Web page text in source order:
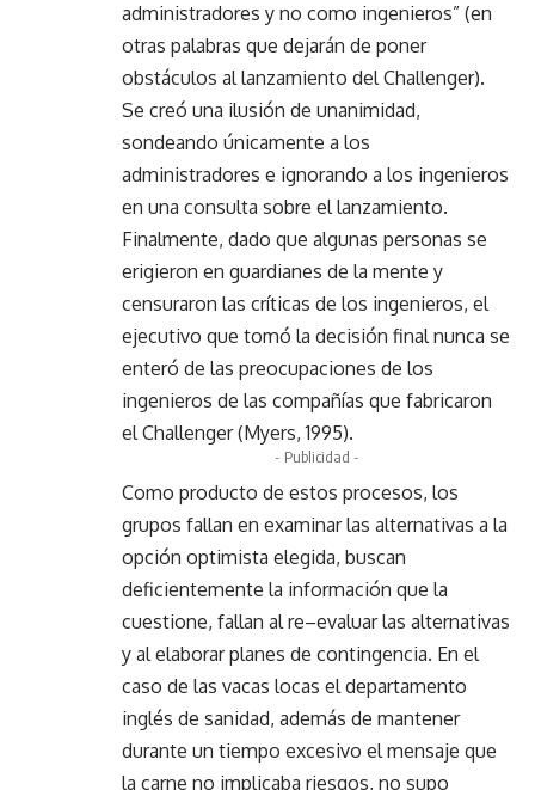
administradores y no como ingenieros” (en
otras palabras que dejarán de poner
obstáculos al lanzamiento del Challenger).
Se creó una ilusión de unanimidad,
sondeando únicamente a los
administradores e ignorando a los ingenieros
en una consulta sobre el lanzamiento.
Finalmente, dado que algunas personas se
erigieron en guardianes de la mente y
censuraron las críticas de los ingenieros, el
ejecutivo que tomó la decisión final nunca se
enteró de las preocupaciones de los
ingenieros de las compañías que fabricaron
el Challenger (Myers, 1995).
- Publicidad -
Como producto de estos procesos, los
grupos fallan en examinar las alternativas a la
opción optimista elegida, buscan
deficientemente la información que la
cuestione, fallan al re–evaluar las alternativas
y al elaborar planes de contingencia. En el
caso de las vacas locas el departamento
inglés de sanidad, además de mantener
durante un tiempo excesivo el mensaje que
la carne no implicaba riesgos, no supo